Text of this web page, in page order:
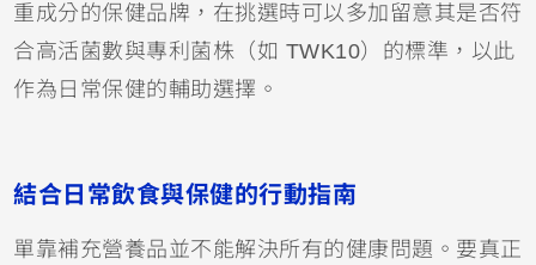
重成分的保健品牌，在挑選時可以多加留意其是否符
合高活菌數與專利菌株（如 TWK10）的標準，以此
作為日常保健的輔助選擇。
結合日常飲食與保健的行動指南
單靠補充營養品並不能解決所有的健康問題。要真正